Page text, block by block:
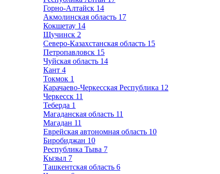
Горно-Алтайск 14
Акмолинская область 17
Кокшетау 14
Щучинск 2
Северо-Казахстанская область 15
Петропавловск 15
Чуйская область 14
Кант 4
Токмок 1
Карачаево-Черкесская Республика 12
Черкесск 11
Теберда 1
Магаданская область 11
Магадан 11
Еврейская автономная область 10
Биробиджан 10
Республика Тыва 7
Кызыл 7
Ташкентская область 6